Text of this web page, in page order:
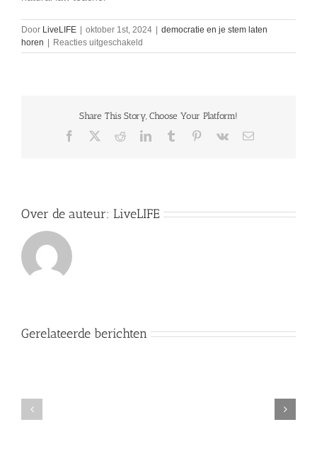
Door LiveLIFE oktober 1st, 2024
democratie en je stem laten
horen
Reacties uitgeschakeld
Vertrouwen
of
niet
Share This Story, Choose Your Platform!
Facebook RedditLinkedInTumblr Pinterest
Vk
E-
Over de auteur: LiveLIFE
Gerelateerde berichten